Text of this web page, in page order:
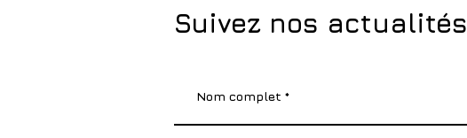
Suivez nos actualités